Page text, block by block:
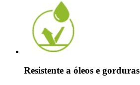
Resistente a óleos e gorduras